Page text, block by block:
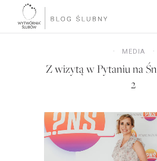
MEDIA
Z wizytą w Pytaniu na
2